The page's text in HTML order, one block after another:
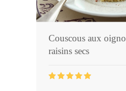
Couscous aux
raisins secs